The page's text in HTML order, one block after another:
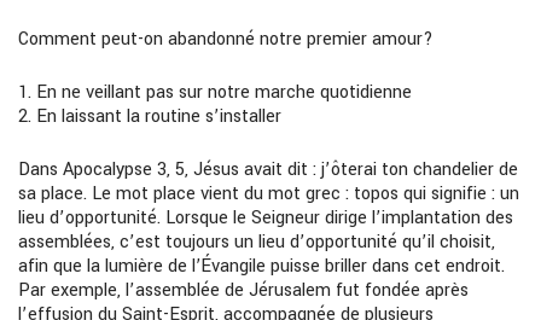
Comment peut-on abandonné notre premier amour?
1. En ne veillant pas sur notre marche quotidienne
2. En laissant la routine s’installer
Dans Apocalypse 3, 5, Jésus avait dit : j’ôterai ton chandelier de
sa place. Le mot place vient du mot grec : topos qui signifie : un
lieu d’opportunité. Lorsque le Seigneur dirige l’implantation des
assemblées, c’est toujours un lieu d’opportunité qu’il choisit,
afin que la lumière de l’Évangile puisse briller dans cet endroit.
Par exemple, l’assemblée de Jérusalem fut fondée après
l’effusion du Saint-Esprit, accompagnée de plusieurs